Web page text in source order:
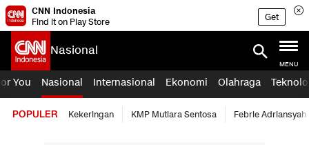
CNN Indonesia
Find it on Play Store
Get
Nasional
MENU
You Nasional Internasional Ekonomi Olahraga
POPULER Kekeringan KMP Mutiara Sentosa Febrie Adriansyah